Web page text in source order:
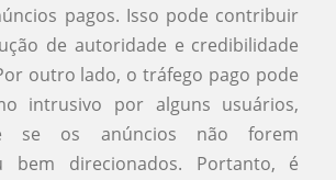
pagos. Isso pode contribuir
de autoridade e credibilidade
outro lado, o tráfego pago pode
intrusivo por alguns usuários,
se os anúncios não forem
bem direcionados. Portanto, é